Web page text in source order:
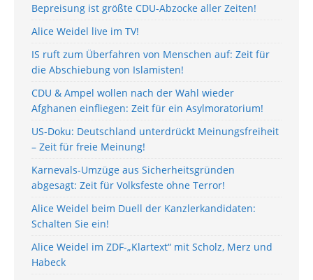
Bepreisung ist größte CDU-Abzocke aller Zeiten!
Alice Weidel live im TV!
IS ruft zum Überfahren von Menschen auf: Zeit für
die Abschiebung von Islamisten!
CDU & Ampel wollen nach der Wahl wieder
Afghanen einfliegen: Zeit für ein Asylmoratorium!
US-Doku: Deutschland unterdrückt Meinungsfreiheit
– Zeit für freie Meinung!
Karnevals-Umzüge aus Sicherheitsgründen
abgesagt: Zeit für Volksfeste ohne Terror!
Alice Weidel beim Duell der Kanzlerkandidaten:
Schalten Sie ein!
Alice Weidel im ZDF-„Klartext“ mit Scholz, Merz und
Habeck